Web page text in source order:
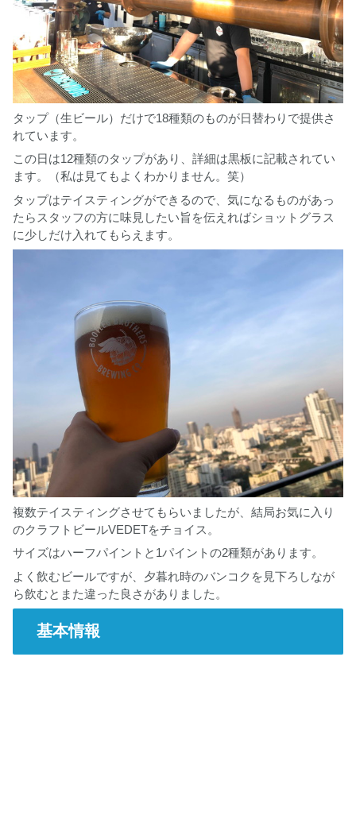
タップ（生ビール）だけで18種類のものが日替わりで提供さ
れています。
この日は12種類のタップがあり、詳細は黒板に記載されてい
ます。（私は見てもよくわかりません。笑）
タップはテイスティングができるので、気になるものがあっ
たらスタッフの方に味見したい旨を伝えればショットグラス
に少しだけ入れてもらえます。
複数テイスティングさせてもらいましたが、結局お気に入り
のクラフトビールVEDETをチョイス。
サイズはハーフパイントと1パイントの2種類があります。
よく飲むビールですが、夕暮れ時のバンコクを見下ろしなが
ら飲むとまた違った良さがありました。
基本情報